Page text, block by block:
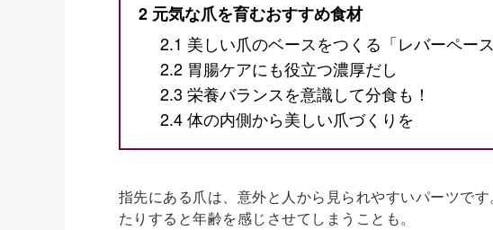
2 元気な爪を育むおすすめ食材
2.1 美しい爪のベースをつくる「レバーペース
2.2 胃腸ケアにも役立つ濃厚だし
2.3 栄養バランスを意識して分食も！
2.4体の内側から美しい爪づくりを
指先にある爪は、意外と人から見られやすいパーツで
たりすると年齢を感じさせてしまうことも。